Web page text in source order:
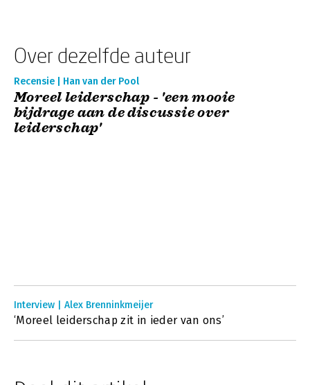
Over dezelfde auteur
Recensie | Han van der Pool
Moreel leiderschap - 'een mooie
bijdrage aan de discussie over
leiderschap'
Interview | Alex Brenninkmeijer
‘Moreel leiderschap zit in ieder van ons’